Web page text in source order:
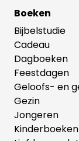
Boeken
Bijbelstudie
Cadeau
Dagboeken
Feestdagen
Geloofs- en
Gezin
Jongeren
Kinderboeken